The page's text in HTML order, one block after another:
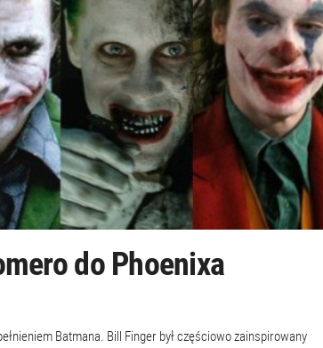
do Phoenixa
Batmana. Bill Finger był częściowo zainspirowany